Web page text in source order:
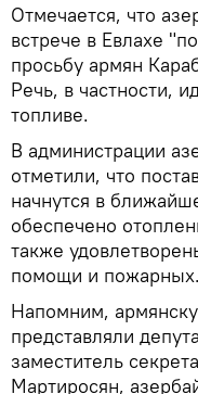
Отмечается, что
встрече в Евлахе
просьбу армян
Речь, в частности,
топливе.
В администрации
отметили, что
начнутся в
обеспечено
также
помощи и пожарных.
Напомним,
представляли
заместитель
Мартиросян,